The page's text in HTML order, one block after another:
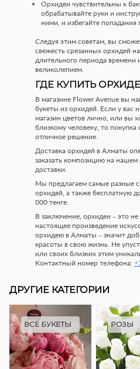
Орхидеи чувствительны к
обрабатывайте руки и
ними, и избегайте попадания
Следуя этим советам, вы
свежесть срезанных орхидей
длительного периода времени
великолепием.
ГДЕ КУПИТЬ
В магазине Flower Avenue вы
букеты из орхидей. Если у вас
магазин цветов лично, или вы
близкому человеку, то покупка
отличное решение.
Доставка орхидей в Алматы
заказать композицию на
доставки.
Мы предлагаем самые разные
орхидей, а также бесплатную
000 тенге.
В заключение, орхидеи – это
настоящее произведение
орхидею в Алматы – значит
красоты в свою жизнь. Не
или своих близких этим
Контактный номер телефона:
ДРУГИЕ КАТЕГОРИИ
ВСЕ БУКЕТЫ РОЗЫ